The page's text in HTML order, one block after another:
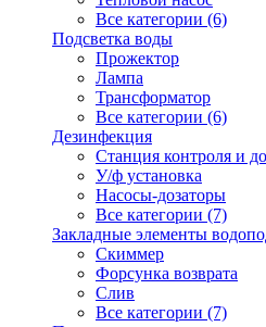
Все категории (6)
Подсветка воды
Прожектор
Лампа
Трансформатор
Все категории (6)
Дезинфекция
Станция контроля и
У/ф установка
Насосы-дозаторы
Все категории (7)
Закладные элементы
Скиммер
Форсунка возврата
Слив
Все категории (7)